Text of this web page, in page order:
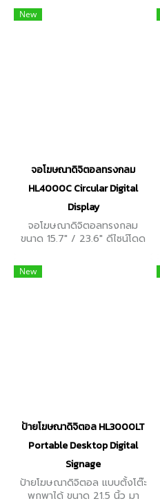
และคอนทราสต์ 5000:1 รองรับ
รีเฟรชเรตสูงถึง 7680Hz
New
จอโฆษณาดิจิตอลทรงกลม
HL4000C Circular Digital
Display
จอโฆษณาดิจิตอลทรงกลม
ขนาด 15.7" / 23.6" ดีไซน์โดด
งานตกแต่งพร้อมความละเอียด
สูง และภาพคมชัด ความสว่าง
New
ป้ายโฆษณาดิจิตอล HL3000LT
Portable Desktop Digital
Signage
ป้ายโฆษณาดิจิตอล แบบตั้งโต๊ะ
พกพาได้ ขนาด 21.5 นิ้ว มา